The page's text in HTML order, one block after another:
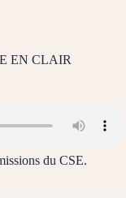
EN CLAIR
du CSE.